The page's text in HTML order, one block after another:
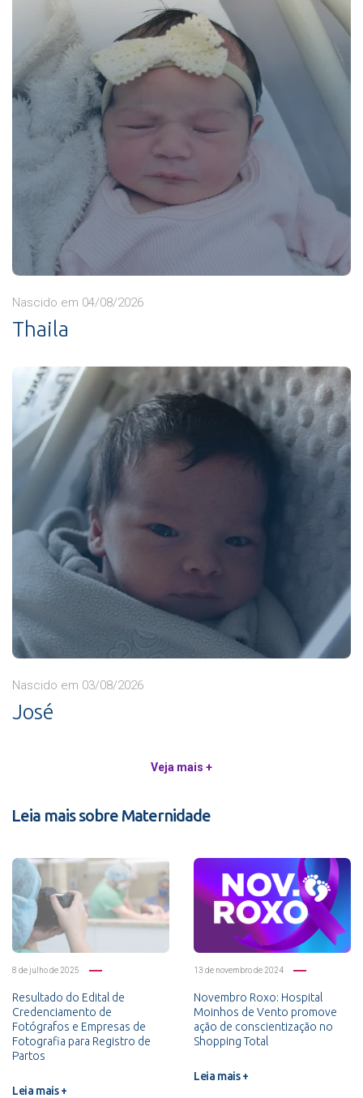
Nascido em 04/08/2026
Thaila
Nascido em 03/08/2026
José
Veja mais +
Leia mais sobre Maternidade
8 de julho de 2025
Resultado do Edital de
Credenciamento de
Fotógrafos e Empresas de
Fotografia para Registro de
Partos
Leia mais +
13 de novembro de 2024
Novembro Roxo: Hospital
Moinhos de Vento promove
ação de conscientização no
Shopping Total
Leia mais +